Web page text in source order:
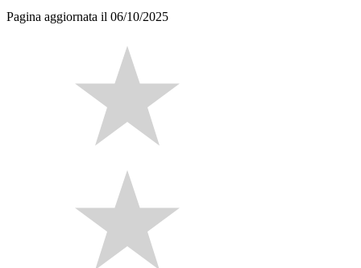
Pagina aggiornata il 06/10/2025